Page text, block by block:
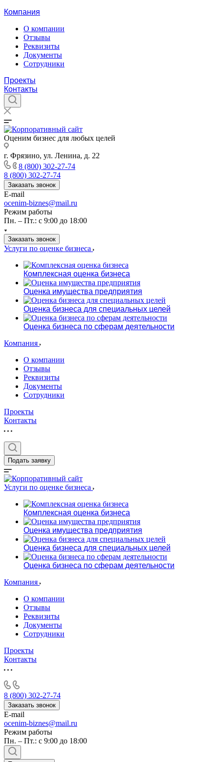
Компания
О компании
Отзывы
Реквизиты
Документы
Сотрудники
Проекты
Контакты
Оценим бизнес для любых целей
г. Фрязино, ул. Ленина, д. 22
8 (800) 302-27-74
8 (800) 302-27-74
Заказать звонок
E-mail
ocenim-biznes@mail.ru
Режим работы
Пн. – Пт.: с 9:00 до 18:00
Заказать звонок
Услуги по оценке бизнеса
Комплексная оценка бизнеса
Оценка имущества предприятия
Оценка бизнеса для специальных целей
Оценка бизнеса по сферам деятельности
Компания
О компании
Отзывы
Реквизиты
Документы
Сотрудники
Проекты
Контакты
Подать заявку
Услуги по оценке бизнеса
Комплексная оценка бизнеса
Оценка имущества предприятия
Оценка бизнеса для специальных целей
Оценка бизнеса по сферам деятельности
Компания
О компании
Отзывы
Реквизиты
Документы
Сотрудники
Проекты
Контакты
8 (800) 302-27-74
Заказать звонок
E-mail
ocenim-biznes@mail.ru
Режим работы
Пн. – Пт.: с 9:00 до 18:00